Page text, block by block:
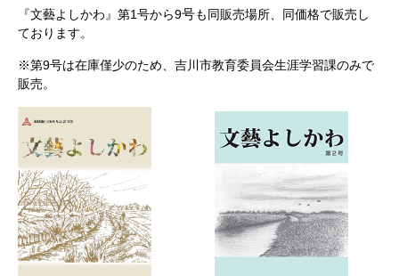
『文藝よしかわ』第1号から9号も同販売場所、同価格で販売し
ております。
※第9号は在庫僅少のため、吉川市教育委員会生涯学習課のみで
販売。